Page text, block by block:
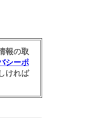
報の取
シーポ
ければ